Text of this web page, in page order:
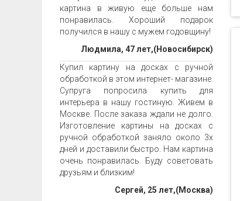
картина в живую еще больше нам
понравилась. Хороший подарок
получился в нашу с мужем годовщину!
Людмила, 47 лет,(Новосибирск)
Купил картину на досках с ручной
обработкой в этом интернет- магазине.
Супруга попросила купить для
интерьера в нашу гостиную. Живем в
Москве. После заказа ждали не долго.
Изготовление картины на досках с
ручной обработкой заняло около 3х
дней и доставили быстро. Нам картина
очень понравилась. Буду советовать
друзьям и близким!
Сергей, 25 лет,(Москва)